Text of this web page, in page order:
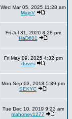
Wed Mar 05, 2025 11:28 am
MajoV
Fri Jul 31, 2020 8:28 pm
HaD601
Fri May 09, 2025 4:32 pm
duves
Mon Sep 03, 2018 5:39 pm
SEKYC
Tue Dec 10, 2019 9:23 am
mahoney1277